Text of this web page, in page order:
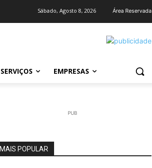
Sábado, Agosto 8, 2026 Área Reservada
SERVIÇOS EMPRESAS
PUB
MAIS POPULAR